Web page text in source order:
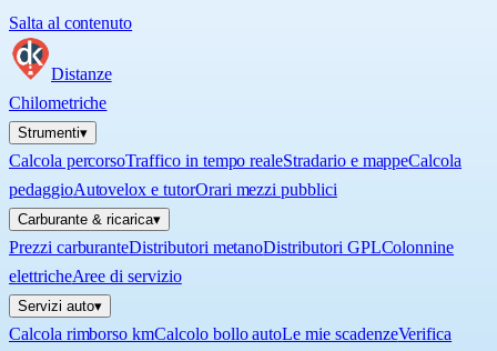
Salta al contenuto
Distanze
Chilometriche
Strumenti▾
Calcola percorsoTraffico in tempo realeStradario e mappeCalcola
pedaggioAutovelox e tutorOrari mezzi pubblici
Carburante & ricarica▾
Prezzi carburanteDistributori metanoDistributori GPLColonnine
elettricheAree di servizio
Servizi auto▾
Calcola rimborso kmCalcolo bollo autoLe mie scadenzeVerifica